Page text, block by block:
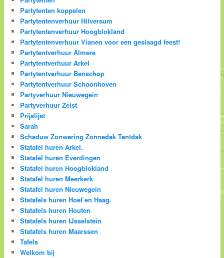
Partytenten koppelen
Partytentenverhuur Hilversum
Partytentenverhuur Hoogblokland
Partytentenverhuur Vianen voor een geslaagd feest!
Partytentverhuur Almere
Partytentverhuur Arkel
Partytentverhuur Benschop
Partytentverhuur Schoonhoven
Partyverhuur Nieuwegein
Partyverhuur Zeist
Prijslijst
Sarah
Schaduw Zonwering Zonnedak Tentdak
Statafel huren Arkel.
Statafel huren Everdingen
Statafel huren Hoogblokland
Statafel huren Meerkerk
Statafel huren Nieuwegein
Statafels huren Hoef en Haag.
Statafels huren Houten
Statafels huren IJsselstein
Statafels huren Maarssen
Tafels
Welkom bij